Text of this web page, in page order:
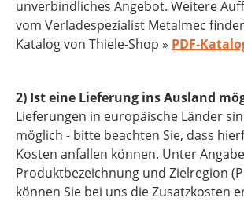
unverbindliches Angebot. Weitere
vom Verladespezialist Metalmec
Katalog von Thiele-Shop » PDF-
2) Ist eine Lieferung ins Ausland
Lieferungen in europäische Länder
möglich - bitte beachten Sie, dass
Kosten anfallen können. Unter
Produktbezeichnung und Zielregion
können Sie bei uns die Zusatzkosten